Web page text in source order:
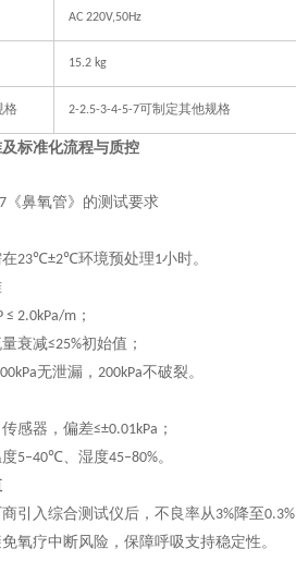
AC 220V,50Hz
15.2 kg
格 2-2.5-3-4-5-7可制定其他规格
标准化流程与质控
《鼻氧管》的测试要求
23℃±2℃环境预处理1小时。
≤ 2.0kPa/m ；
衰减≤25%初始值 ；
无泄漏， 200kPa不破裂。
感器，偏差≤±0.01kPa‌ ；
5–40℃、湿度45–80%‌。
商引入综合测试仪后，不良率从3%降至0.3%‌
免氧疗中断风险，保障呼吸支持稳定性。